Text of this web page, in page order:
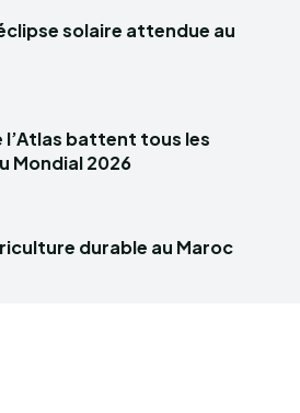
solaire attendue au
l’Atlas battent tous les
Mondial 2026
durable au Maroc